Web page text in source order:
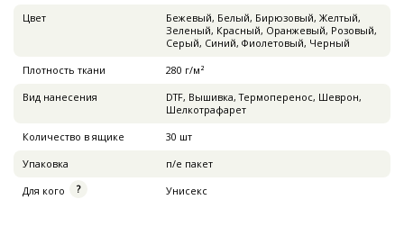
Цвет
Бежевый, Белый, Бирюзовый, Желтый,
Зеленый, Красный, Оранжевый, Розовый,
Серый, Синий, Фиолетовый, Черный
Плотность ткани
280 г/м²
Вид нанесения
DTF, Вышивка, Термоперенос, Шеврон,
Шелкотрафарет
Количество в ящике
30 шт
Упаковка
п/е пакет
Для кого
Унисекс